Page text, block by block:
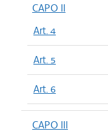
CAPO II
Art. 4
Art. 5
Art. 6
CAPO III